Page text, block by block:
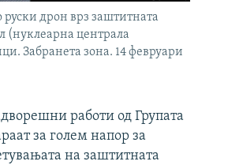
дрон врз заштитната
(нуклеарна централа
Забранета зона. 14 февруари
работи од Групата
за голем напор за
на заштитната